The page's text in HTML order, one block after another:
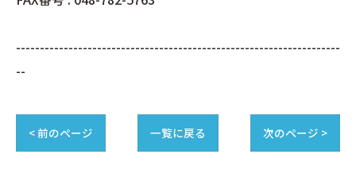
--------------------------------------------------------------------
--
< 前のページ 一覧に戻る 次のページ >